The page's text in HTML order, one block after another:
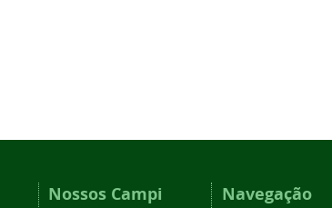
Nossos Campi Navegação